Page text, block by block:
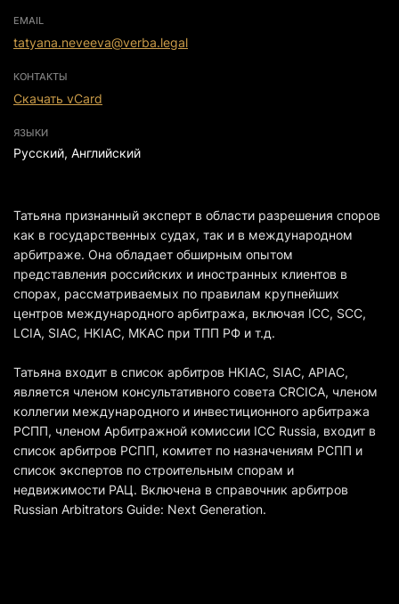
EMAIL
tatyana.neveeva@verba.legal
КОНТАКТЫ
Скачать vCard
ЯЗЫКИ
Русский, Английский
Татьяна признанный эксперт в области разрешения споров
как в государственных судах, так и в международном
арбитраже. Она обладает обширным опытом
представления российских и иностранных клиентов в
спорах, рассматриваемых по правилам крупнейших
центров международного арбитража, включая ICC, SCC,
LCIA, SIAC, HKIAC, МКАС при ТПП РФ и т.д.
Татьяна входит в список арбитров HKIAC, SIAC, APIAC,
является членом консультативного совета CRCICA, членом
коллегии международного и инвестиционного арбитража
РСПП, членом Арбитражной комиссии ICC Russia, входит в
список арбитров РСПП, комитет по назначениям РСПП и
список экспертов по строительным спорам и
недвижимости РАЦ. Включена в справочник арбитров
Russian Arbitrators Guide: Next Generation.